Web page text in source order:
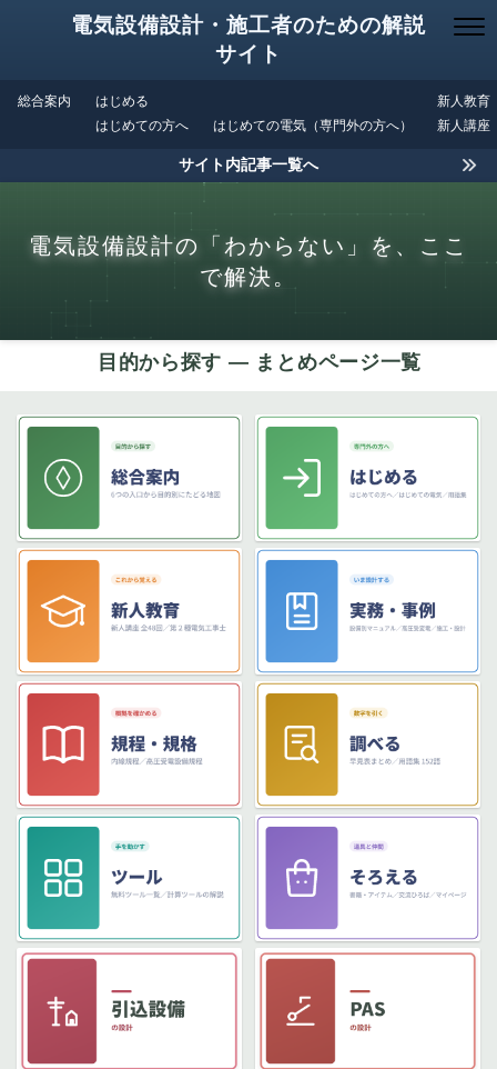
電気設備設計・施工者のための解説
サイト
総合案内
はじめる
はじめての方へ
はじめての電気（専門外の方へ）
新人教育
新人講座
サイト内記事一覧へ
電気設備設計の「わからない」を、ここ
で解決。